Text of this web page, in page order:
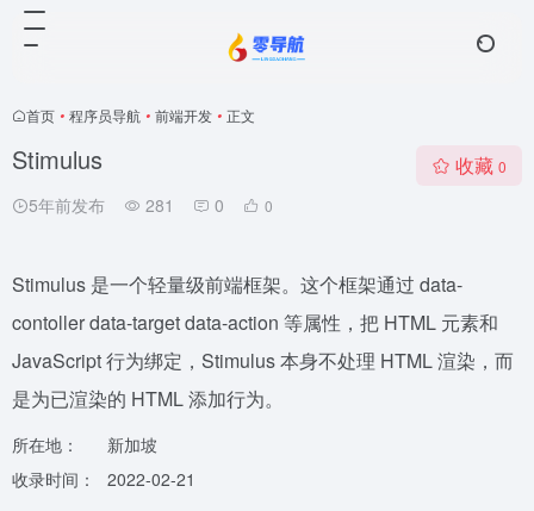
首页 • 程序员导航 • 前端开发 • 正文
Stimulus
5年前发布 281 0 0
收藏 0
Stimulus 是一个轻量级前端框架。这个框架通过 data-
contoller data-target data-action 等属性，把 HTML 元素和
JavaScript 行为绑定，Stimulus 本身不处理 HTML 渲染，而
是为已渲染的 HTML 添加行为。
所在地：
新加坡
收录时间：
2022-02-21